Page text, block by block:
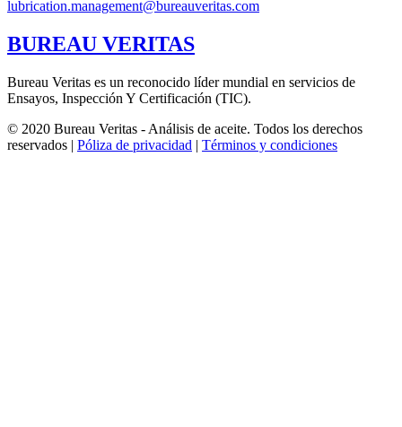
lubrication.management@bureauveritas.com
BUREAU VERITAS
Bureau Veritas es un reconocido líder mundial en servicios de
Ensayos, Inspección Y Certificación (TIC).
© 2020 Bureau Veritas - Análisis de aceite. Todos los derechos
reservados | Póliza de privacidad | Términos y condiciones